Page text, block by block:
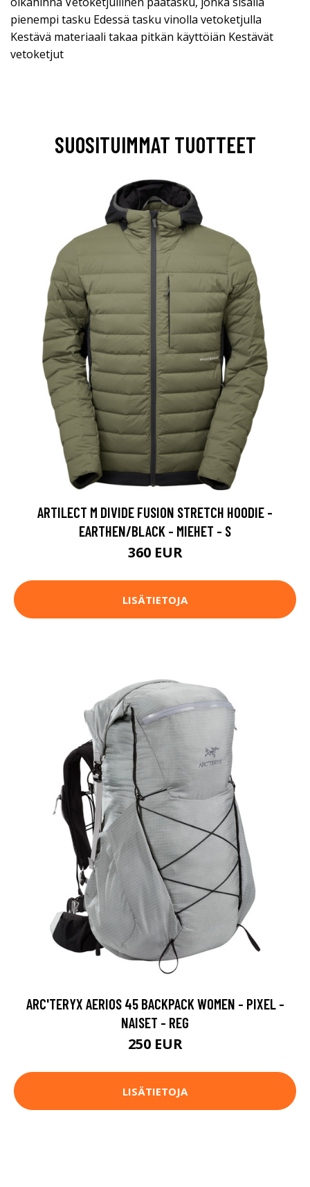
pienempi tasku Edessä tasku vinolla vetoketjulla
Kestävä materiaali takaa pitkän käyttöiän Kestävät
vetoketjut
SUOSITUIMMAT TUOTTEET
ARTILECT M DIVIDE FUSION STRETCH HOODIE -
EARTHEN/BLACK - MIEHET - S
360 EUR
LISÄTIETOJA
ARC'TERYX AERIOS 45 BACKPACK WOMEN - PIXEL -
NAISET - REG
250 EUR
LISÄTIETOJA